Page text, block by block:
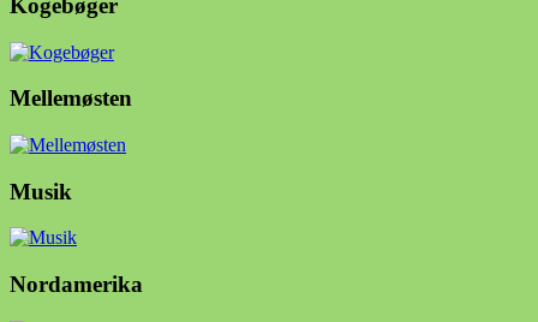
Kogebøger
Mellemøsten
Musik
Nordamerika